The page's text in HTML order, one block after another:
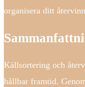
organisera ditt
Källsortering och
hållbar framtid.